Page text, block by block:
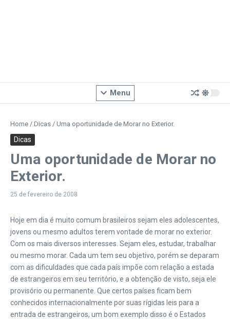
Menu
Home / Dicas / Uma oportunidade de Morar no Exterior.
Dicas
Uma oportunidade de Morar no
Exterior.
25 de fevereiro de 2008
Hoje em dia é muito comum brasileiros sejam eles adolescentes,
jovens ou mesmo adultos terem vontade de morar no exterior.
Com os mais diversos interesses. Sejam eles, estudar, trabalhar
ou mesmo morar. Cada um tem seu objetivo, porém se deparam
com as dificuldades que cada país impõe com relação a estada
de estrangeiros em seu território, e a obtenção de visto, seja ele
provisório ou permanente. Que certos países ficam bem
conhecidos internacionalmente por suas rígidas leis para a
entrada de estrangeiros, um bom exemplo disso é o Estados